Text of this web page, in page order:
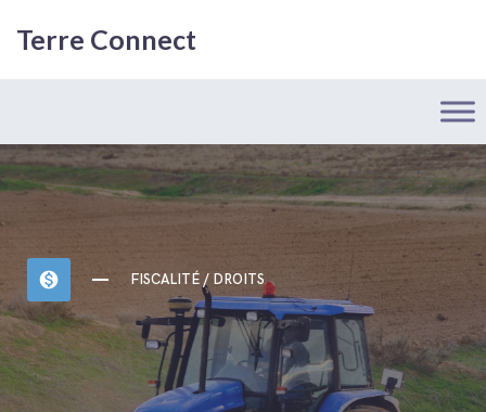
Terre Connect
monetization_on FISCALITÉ / DROITS